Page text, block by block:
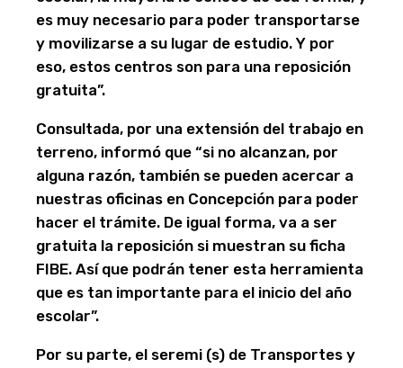
es muy necesario para poder transportarse
y movilizarse a su lugar de estudio. Y por
eso, estos centros son para una reposición
gratuita”.
Consultada, por una extensión del trabajo en
terreno, informó que “si no alcanzan, por
alguna razón, también se pueden acercar a
nuestras oficinas en Concepción para poder
hacer el trámite. De igual forma, va a ser
gratuita la reposición si muestran su ficha
FIBE. Así que podrán tener esta herramienta
que es tan importante para el inicio del año
escolar”.
Por su parte, el seremi (s) de Transportes y